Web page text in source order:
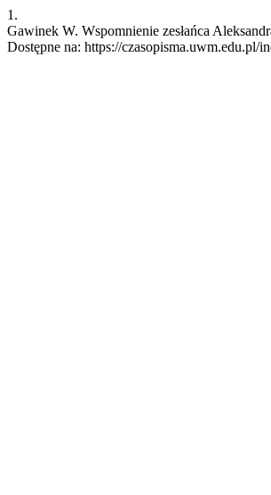
1.
Gawinek W. Wspomnienie zesłańca
Dostępne na: https://czasopisma.uwm.edu.pl/